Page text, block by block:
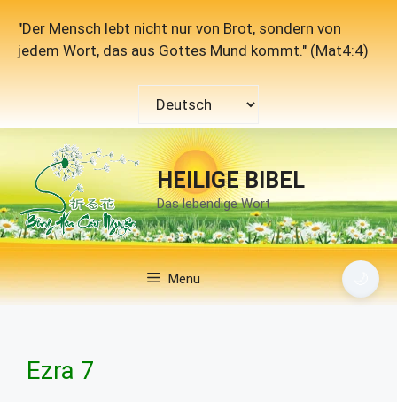
Inhalt
springen
"Der Mensch lebt nicht nur von Brot, sondern von
jedem Wort, das aus Gottes Mund kommt." (Mat4:4)
HEILIGE BIBEL
Das lebendige Wort
Menü
Ezra 7